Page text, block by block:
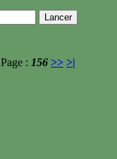
Page : 156 >> >|